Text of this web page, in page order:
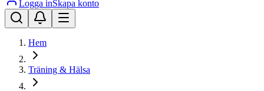
Logga inSkapa konto
Hem
Träning & Hälsa